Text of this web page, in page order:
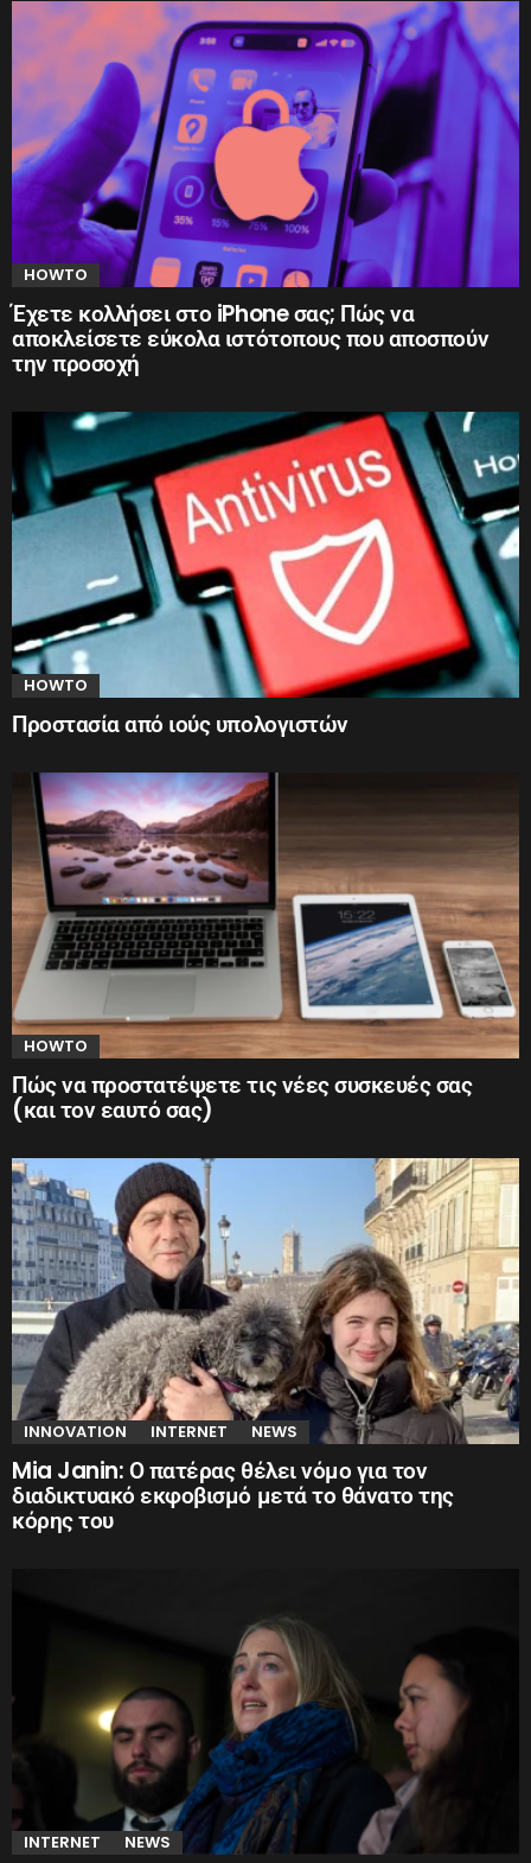
HOWTO
Έχετε κολλήσει στο iPhone σας; Πώς να
αποκλείσετε εύκολα ιστότοπους που αποσπούν
την προσοχή
HOWTO
Προστασία από ιούς υπολογιστών
HOWTO
Πώς να προστατέψετε τις νέες συσκευές σας
(και τον εαυτό σας)
INNOVATION INTERNET NEWS
Mia Janin: Ο πατέρας θέλει νόμο για τον
διαδικτυακό εκφοβισμό μετά το θάνατο της
κόρης του
INTERNET NEWS